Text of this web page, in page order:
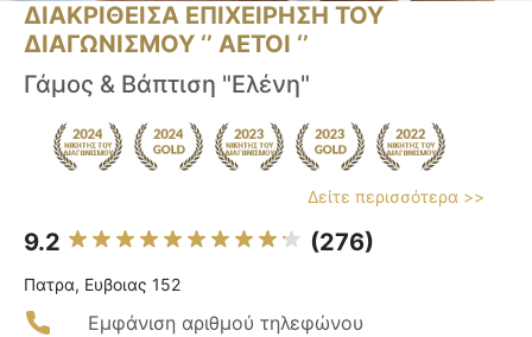
ΔΙΑΚΡΙΘΕΙΣΑ ΕΠΙΧΕΙΡΗΣΗ ΤΟΥ
ΔΙΑΓΩΝΙΣΜΟΥ ‘’ ΑΕΤΟΙ ‘’
Γάμος & Βάπτιση "Ελένη"
Δείτε περισσότερα >>
9.2 (276)
Πατρα, Ευβοιας 152
Εμφάνιση αριθμού τηλεφώνου